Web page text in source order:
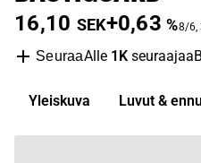
16,10 SEK+0,63 %8/6,
SeuraaAlle 1Kseuraajaa
Yleiskuva Luvut &